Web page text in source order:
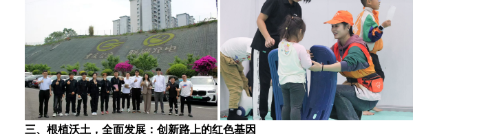
三、根植沃土，全面发展：创新路上的红色基因